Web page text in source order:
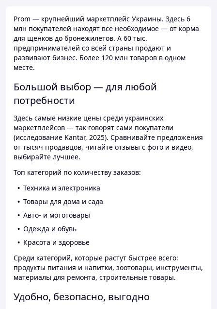
Prom — крупнейший маркетплейс Украины. Здесь 6
млн покупателей находят всё необходимое — от корма
для щенков до бронежилетов. А 60 тыс.
предпринимателей со всей страны продают и
развивают бизнес. Более 120 млн товаров в одном
месте.
Большой выбор — для любой
потребности
Здесь самые низкие цены среди украинских
маркетплейсов — так говорят сами покупатели
(исследование Kantar, 2025). Сравнивайте предложения
от тысяч продавцов, читайте отзывы с фото и видео,
выбирайте лучшее.
Топ категорий по количеству заказов:
Техника и электроника
Товары для дома и сада
Авто- и мототовары
Одежда и обувь
Красота и здоровье
Среди категорий, которые растут быстрее всего:
продукты питания и напитки, зоотовары, инструменты,
материалы для ремонта, строительные товары.
Удобно, безопасно, выгодно